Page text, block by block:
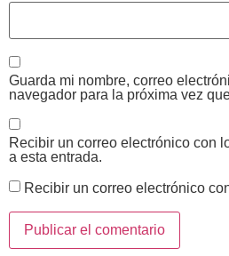
Guarda mi nombre, correo
navegador para la próxima vez
Recibir un correo electrónico con
a esta entrada.
Recibir un correo electrónico